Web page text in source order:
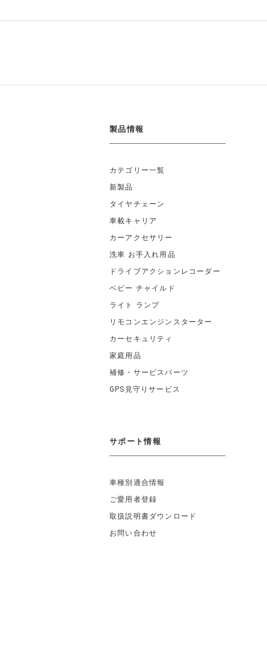
製品情報
カテゴリー一覧
新製品
タイヤチェーン
車載キャリア
カーアクセサリー
洗車 お手入れ用品
ドライブアクションレコーダー
ベビー チャイルド
ライト ランプ
リモコンエンジンスターター
カーセキュリティ
家庭用品
補修・サービスパーツ
GPS見守りサービス
サポート情報
車種別適合情報
ご愛用者登録
取扱説明書ダウンロード
お問い合わせ